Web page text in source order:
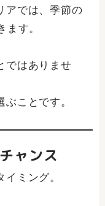
アでは、季節の
す。
ではありませ
ぶことです。
ャンス
ミング。